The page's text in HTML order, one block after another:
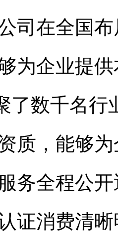
公司在全国
为企业提
了数千名
质，能够
服务全程公
证消费清